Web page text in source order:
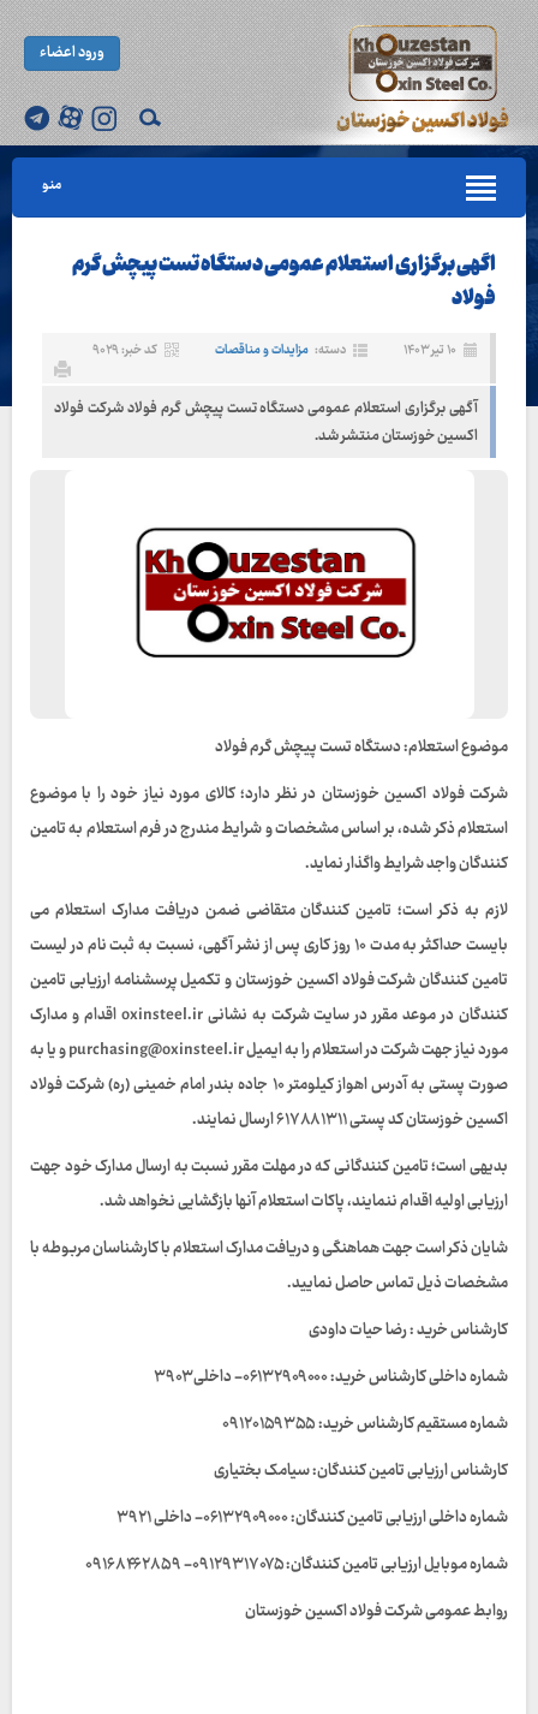
ورود اعضاء
منو
اگهی برگزاری استعلام عمومی دستگاه تست پیچش گرم
فولاد
۱۰ تیر ۱۴۰۳ دسته: مزایدات و مناقصات کد خبر: ۹۰۲۹
آگهی برگزاری استعلام عمومی دستگاه تست پیچش گرم فولاد شرکت فولاد
اکسین خوزستان منتشر شد.
موضوع استعلام: دستگاه تست پیچش گرم فولاد
شرکت فولاد اکسین خوزستان در نظر دارد؛ کالای مورد نیاز خود را با موضوع
استعلام ذکر شده، بر اساس مشخصات و شرایط مندرج در فرم استعلام به تامین
کنندگان واجد شرایط واگذار نماید.
لازم به ذکر است؛ تامین کنندگان متقاضی ضمن دریافت مدارک استعلام می
بایست حداکثر به مدت ۱۰ روز کاری پس از نشر آگهی، نسبت به ثبت نام در لیست
تامین کنندگان شرکت فولاد اکسین خوزستان و تکمیل پرسشنامه ارزیابی تامین
کنندگان در موعد مقرر در سایت شرکت به نشانی oxinsteel.ir اقدام و مدارک
مورد نیاز جهت شرکت در استعلام را به ایمیل purchasing@oxinsteel.ir و یا به
صورت پستی به آدرس اهواز کیلومتر ۱۰ جاده بندر امام خمینی (ره) شرکت فولاد
اکسین خوزستان کد پستی ۶۱۷۸۸۱۳۱۱ ارسال نمایند.
بدیهی است؛ تامین کنندگانی که در مهلت مقرر نسبت به ارسال مدارک خود جهت
ارزیابی اولیه اقدام ننمایند، پاکات استعلام آنها بازگشایی نخواهد شد.
شایان ذکر است جهت هماهنگی و دریافت مدارک استعلام با کارشناسان مربوطه با
مشخصات ذیل تماس حاصل نمایید.
کارشناس خرید : رضا حیات داودی
شماره داخلی کارشناس خرید: ۰۶۱۳۲۹۰۹۰۰۰- داخلی ۳۹۰۳
شماره مستقیم کارشناس خرید: ۰۹۱۲۰۱۵۹۳۵۵
کارشناس ارزیابی تامین کنندگان: سیامک بختیاری
شماره داخلی ارزیابی تامین کنندگان: ۰۶۱۳۲۹۰۹۰۰۰- داخلی ۳۹۲۱
شماره موبایل ارزیابی تامین کنندگان: ۰۹۱۲۹۳۱۷۰۷۵- ۰۹۱۶۸۴۶۲۸۵۹
روابط عمومی شرکت فولاد اکسین خوزستان